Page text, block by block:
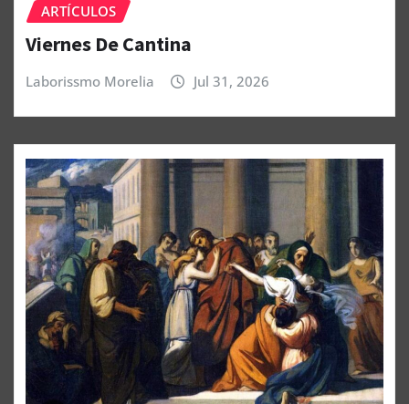
ARTÍCULOS
Viernes De Cantina
Laborissmo Morelia Jul 31, 2026